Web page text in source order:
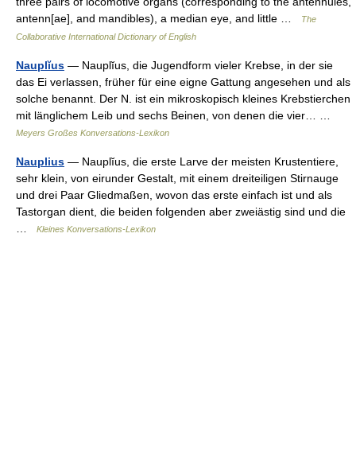
antenn[ae], and mandibles), a median eye, and little …
The
Collaborative International Dictionary of English
Nauplĭus — Nauplĭus, die Jugendform vieler Krebse, in der sie
das Ei verlassen, früher für eine eigne Gattung angesehen und als
solche benannt. Der N. ist ein mikroskopisch kleines Krebstierchen
mit länglichem Leib und sechs Beinen, von denen die vier… …
Meyers Großes Konversations-Lexikon
Nauplius — Nauplĭus, die erste Larve der meisten Krustentiere,
sehr klein, von eirunder Gestalt, mit einem dreiteiligen Stirnauge
und drei Paar Gliedmaßen, wovon das erste einfach ist und als
Tastorgan dient, die beiden folgenden aber zweiästig sind und die
Kleines Konversations-Lexikon